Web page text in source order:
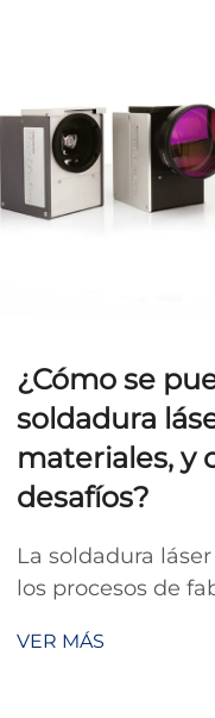
¿Cómo se
soldadura
materiales, y
desafíos?
La soldadura
los procesos de
versatilidad sin
VER MÁS